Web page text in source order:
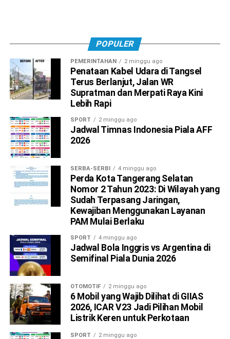
POPULER
PEMERINTAHAN 2 minggu ago
Penataan Kabel Udara di Tangsel
Terus Berlanjut, Jalan WR
Supratman dan Merpati Raya Kini
Lebih Rapi
SPORT 2 minggu ago
Jadwal Timnas Indonesia Piala AFF
2026
SERBA-SERBI 4 minggu ago
Perda Kota Tangerang Selatan
Nomor 2 Tahun 2023: Di Wilayah yang
Sudah Terpasang Jaringan,
Kewajiban Menggunakan Layanan
PAM Mulai Berlaku
SPORT 4 minggu ago
Jadwal Bola Inggris vs Argentina di
Semifinal Piala Dunia 2026
OTOMOTIF 2 minggu ago
6 Mobil yang Wajib Dilihat di GIIAS
2026, ICAR V23 Jadi Pilihan Mobil
Listrik Keren untuk Perkotaan
SPORT 2 minggu ago